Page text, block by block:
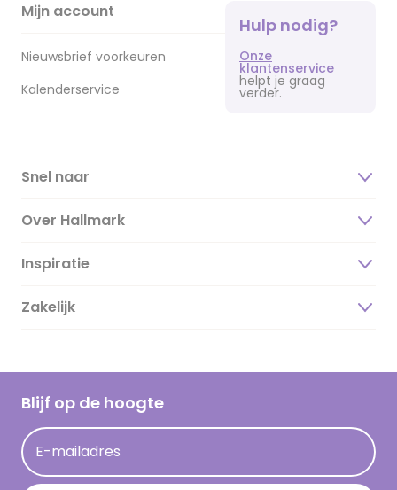
Mijn account
Nieuwsbrief voorkeuren
Kalenderservice
Hulp nodig?
Onze
klantenservice
helpt je graag
verder.
Snel naar
Over Hallmark
Over ons
Duurzaamheid
Hallmark Kaartclub
Acties
Persberichten
Inspiratie
Magazine
Cadeau inspiratie
Kaartinspiratie
Zakelijk
Blijf op de hoogte
E-mailadres